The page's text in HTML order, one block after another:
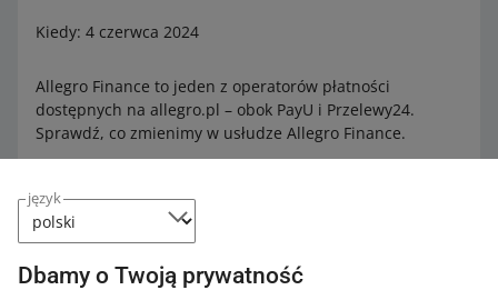
język
Dbamy o Twoją prywatność
Kiedy: 4 czerwca 2024
Allegro Finance to jeden z operatorów płatności
dostępnych na allegro.pl – obok PayU i Przelewy24.
Sprawdź, co zmienimy w usłudze Allegro Finance.
Umożliwimy wypłaty na rachunki płatnicze w
krajach Europejskiego Obszaru
Gospodarczego